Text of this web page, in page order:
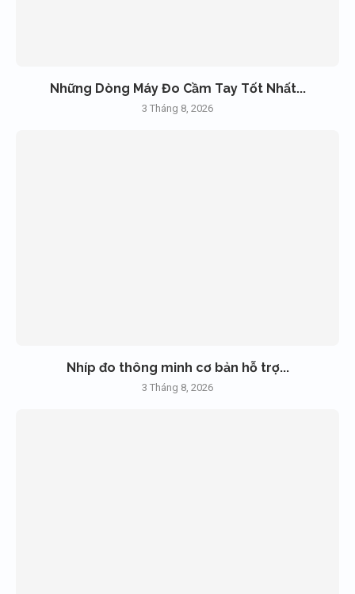
Những Dòng Máy Đo Cầm Tay Tốt Nhất...
3 Tháng 8, 2026
Nhíp đo thông minh cơ bản hỗ trợ...
3 Tháng 8, 2026